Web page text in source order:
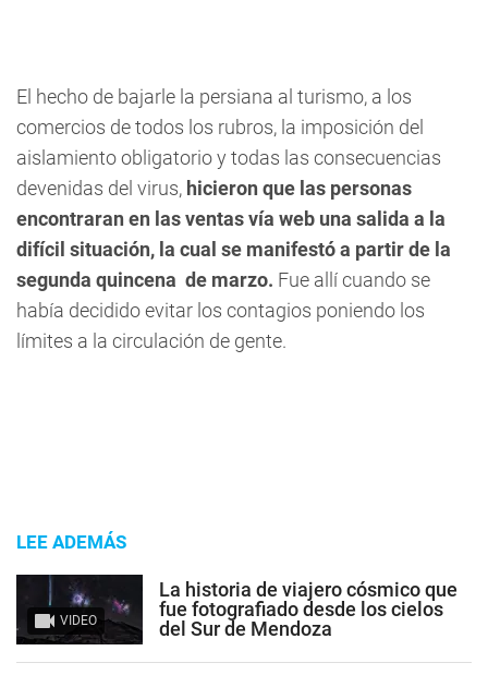
El hecho de bajarle la persiana al turismo, a los
comercios de todos los rubros, la imposición del
aislamiento obligatorio y todas las consecuencias
devenidas del virus, hicieron que las personas
encontraran en las ventas vía web una salida a la
difícil situación, la cual se manifestó a partir de la
segunda quincena de marzo. Fue allí cuando se
había decidido evitar los contagios poniendo los
límites a la circulación de gente.
LEE ADEMÁS
VIDEO
La historia de viajero cósmico que
fue fotografiado desde los cielos
del Sur de Mendoza